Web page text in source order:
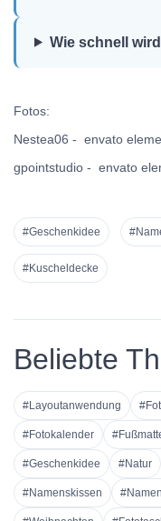
Wie schnell
Fotos:
Nestea06 - envato
gpointstudio - envato
#Geschenkidee
#Kuscheldecke
Beliebte
#Layoutanwendung
#Fotokalender
#Geschenkidee #Natur
#Namenskissen